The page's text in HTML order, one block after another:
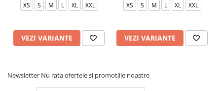
XS S M L XL XXL
VEZI VARIANTE
XS S M L XL XXL
VEZI VARIANTE
Newsletter Nu rata ofertele si promotiile noastre